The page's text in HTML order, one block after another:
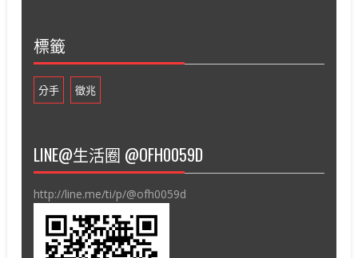
標籤
分手 徵兆
LINE@生活圈 @OFH0059D
http://line.me/ti/p/@ofh0059d